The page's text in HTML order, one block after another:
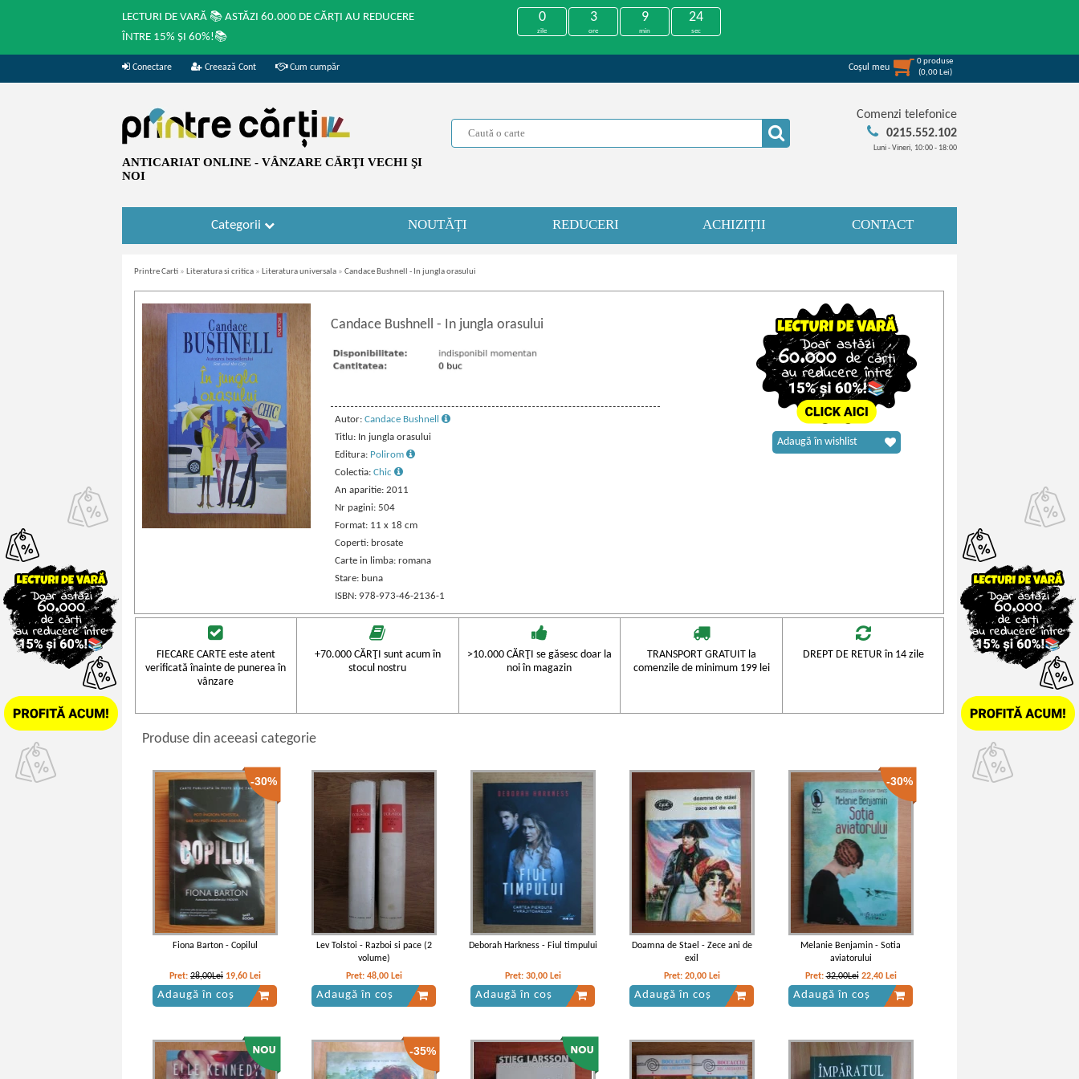
LECTURI DE VARĂ 📚 ASTĂZI 60.000 DE CĂRȚI AU REDUCERE
ÎNTRE 15% ȘI 60%!📚
0
zile
3
ore
9
min
24
sec
Conectare Creează Cont Cum cumpăr Coşul meu
0produse
(0,00 Lei)
ANTICARIAT ONLINE - VÂNZARE CĂRŢI VECHI ŞI
NOI
Comenzi telefonice
0215.552.102
Luni - Vineri, 10:00 - 18:00
Categorii NOUTĂȚI REDUCERI ACHIZIȚII CONTACT
Printre Carti » Literatura si critica » Literatura universala » Candace Bushnell - In jungla orasului
Candace Bushnell - In jungla orasului
Autor: Candace Bushnell
Titlu: In jungla orasului
Editura: Polirom
Colectia: Chic
An aparitie: 2011
Nr pagini: 504
Format: 11 x 18 cm
Coperti: brosate
Carte in limba: romana
Stare: buna
ISBN: 978-973-46-2136-1
Adaugă în wishlist
FIECARE CARTE este atent
verificată înainte de punerea în
vânzare
+70.000 CĂRŢI sunt acum în
stocul nostru
>10.000 CĂRŢI se găsesc doar la
noi în magazin
TRANSPORT GRATUIT la
comenzile de minimum 199 lei
DREPT DE RETUR în 14 zile
Produse din aceeasi categorie
-30%
Fiona Barton - Copilul
Pret: 28,00Lei 19,60 Lei
Adaugă în coș
Lev Tolstoi - Razboi si pace (2
volume)
Pret: 48,00 Lei
Adaugă în coș
Deborah Harkness - Fiul timpului
Pret: 30,00 Lei
Adaugă în coș
Doamna de Stael - Zece ani de
exil
Pret: 20,00 Lei
Adaugă în coș
-30%
Melanie Benjamin - Sotia
aviatorului
Pret:32,00Lei 22,40 Lei
Adaugă în coș
-35%